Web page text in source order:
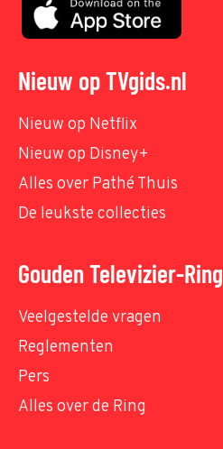
Nieuw op TVgids.nl
Nieuw op Netflix
Nieuw op Disney+
Alles over Pathé Thuis
De leukste collecties
Gouden Televizier-Ring
Veelgestelde vragen
Reglementen
Pers
Alles over de Ring